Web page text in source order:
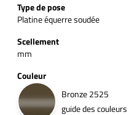
Type de pose
Platine équerre soudée
Scellement
mm
Couleur
Bronze 2525
guide des couleurs